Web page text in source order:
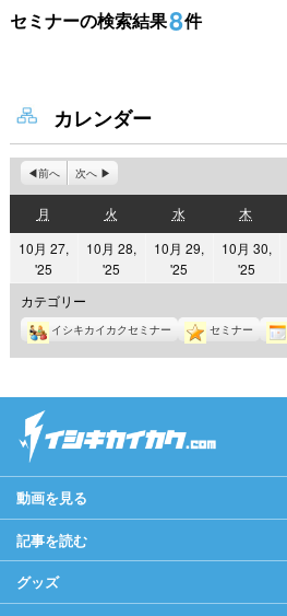
セミナーの検索結果8件
カレンダー
前へ 次へ
月
曜
日
火
曜
日
水水
曜
日
木
曜
日
10月 27,
'25
年
10
月
27
10月 28,
'25
10
月
28
10月 29,
'25
10
月
29
10月 30,
'252025
10
月
30
カテゴリー
イシキカイカクセミナー セミナー
動画を見る
記事を読む
グッズ